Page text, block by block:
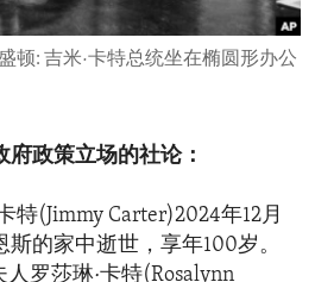
顿: 吉米·卡特总统坐在椭圆形办公
政策立场的社论：
特(Jimmy Carter)2024年12月
的家中逝世，享年100岁。
罗莎琳·卡特(Rosalynn